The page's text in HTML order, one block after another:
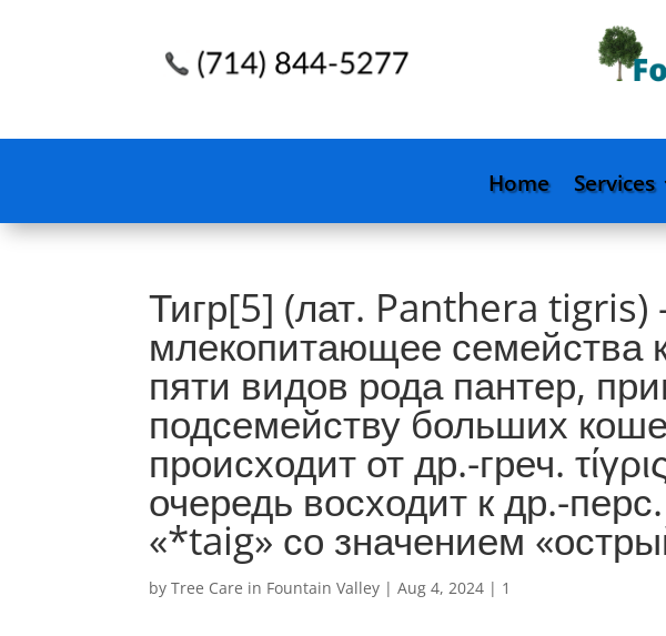
Home Services
Тигр[5] (лат. Panthera
млекопитающее семейства
пяти видов рода пантер,
подсемейству больших
происходит от др.-греч.
очередь восходит к др.-
«*taig» со значением
byTree Care in Fountain Valley |Aug 4, 2024 | 1